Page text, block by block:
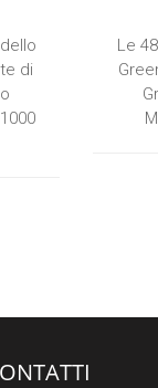
di
Le